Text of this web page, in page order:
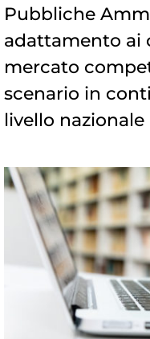
Pubbliche
adattamento ai
mercato
scenario in
livello